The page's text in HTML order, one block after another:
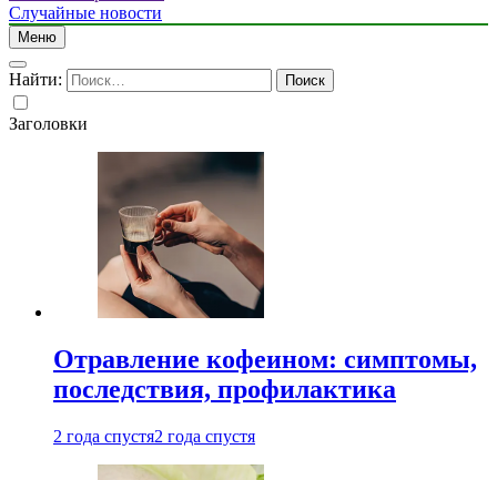
Случайные новости
Меню
Найти:
Заголовки
Отравление кофеином: симптомы,
последствия, профилактика
2 года спустя2 года спустя